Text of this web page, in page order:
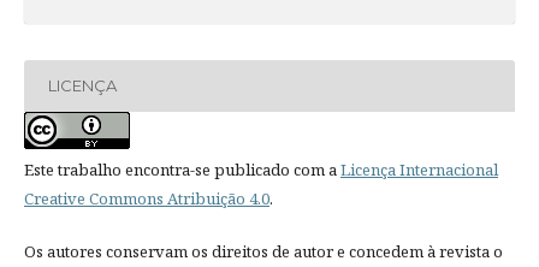
LICENÇA
Este trabalho encontra-se publicado com aLicença Internacional
Creative Commons Atribuição 4.0.
Os autores conservam os direitos de autor e concedem à revista o